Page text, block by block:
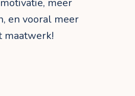
meer
en vooral meer
maatwerk!